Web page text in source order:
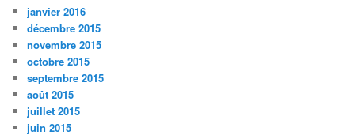
janvier 2016
décembre 2015
novembre 2015
octobre 2015
septembre 2015
août 2015
juillet 2015
juin 2015